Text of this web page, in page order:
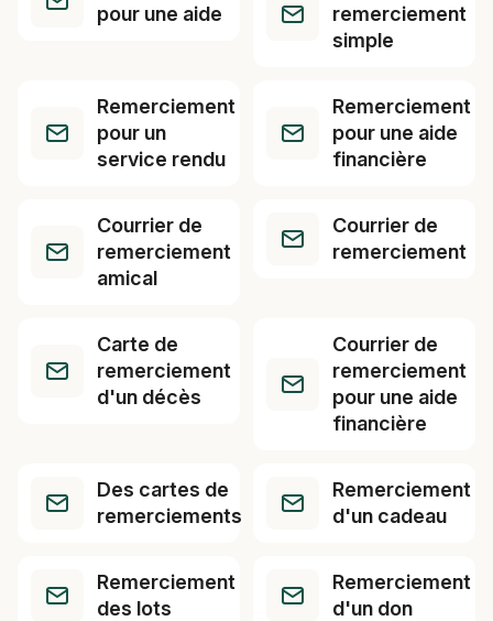
pour une aide
remerciement
simple
Remerciement
pour un
service rendu
Remerciement
pour une aide
financière
Courrier de
remerciement
amical
Courrier de
remerciement
Carte de
remerciement
d'un décès
Courrier de
remerciement
pour une aide
financière
Des cartes de
remerciements
Remerciement
d'un cadeau
Remerciement
des lots
Remerciement
d'un don